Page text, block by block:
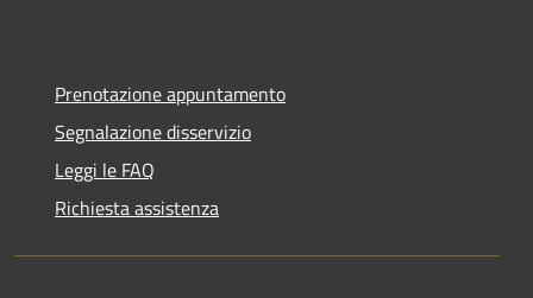
Prenotazione appuntamento
Segnalazione disservizio
Leggi le FAQ
Richiesta assistenza